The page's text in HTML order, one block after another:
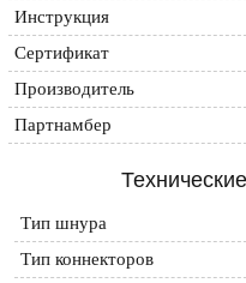
Инструкция
Сертификат
Производитель
Партнамбер
Тип шнура
Тип коннекторов